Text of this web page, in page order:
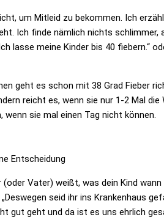
um Mitleid zu bekommen. Ich
Ich finde nämlich nichts schlimmer,
lasse meine Kinder bis 40 fiebern.“
geht es schon mit 38 Grad Fieber
reicht es, wenn sie nur 1-2 Mal
wenn sie mal einen Tag nicht können.
Entscheidung
(oder Vater) weißt, was dein Kind
„Deswegen seid ihr ins Krankenhaus
gut geht und da ist es uns ehrlich